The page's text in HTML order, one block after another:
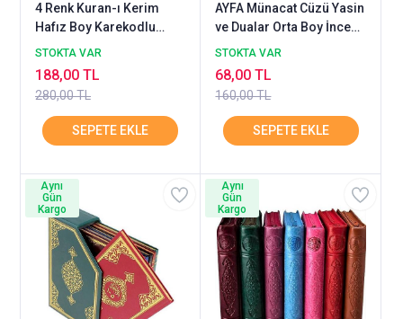
4 Renk Kuran-ı Kerim
Hafız Boy Karekodlu
Seda
STOKTA VAR
280,00 TL
188,00 TL
AYFA Münacat Cüzü Yasin
ve Dualar Orta Boy İnce
Kapak Cilt
STOKTA VAR
160,00 TL
68,00 TL
Aynı
Gün
Kargo
Aynı
Gün
Kargo